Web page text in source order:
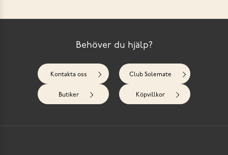
Behöver du hjälp?
Kontakta oss Club Solemate
Butiker Köpvillkor